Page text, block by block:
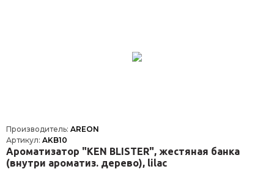
Производитель: AREON
Артикул: AKB10
Ароматизатор "KEN BLISTER", жестяная банка
(внутри ароматиз. дерево), lilac